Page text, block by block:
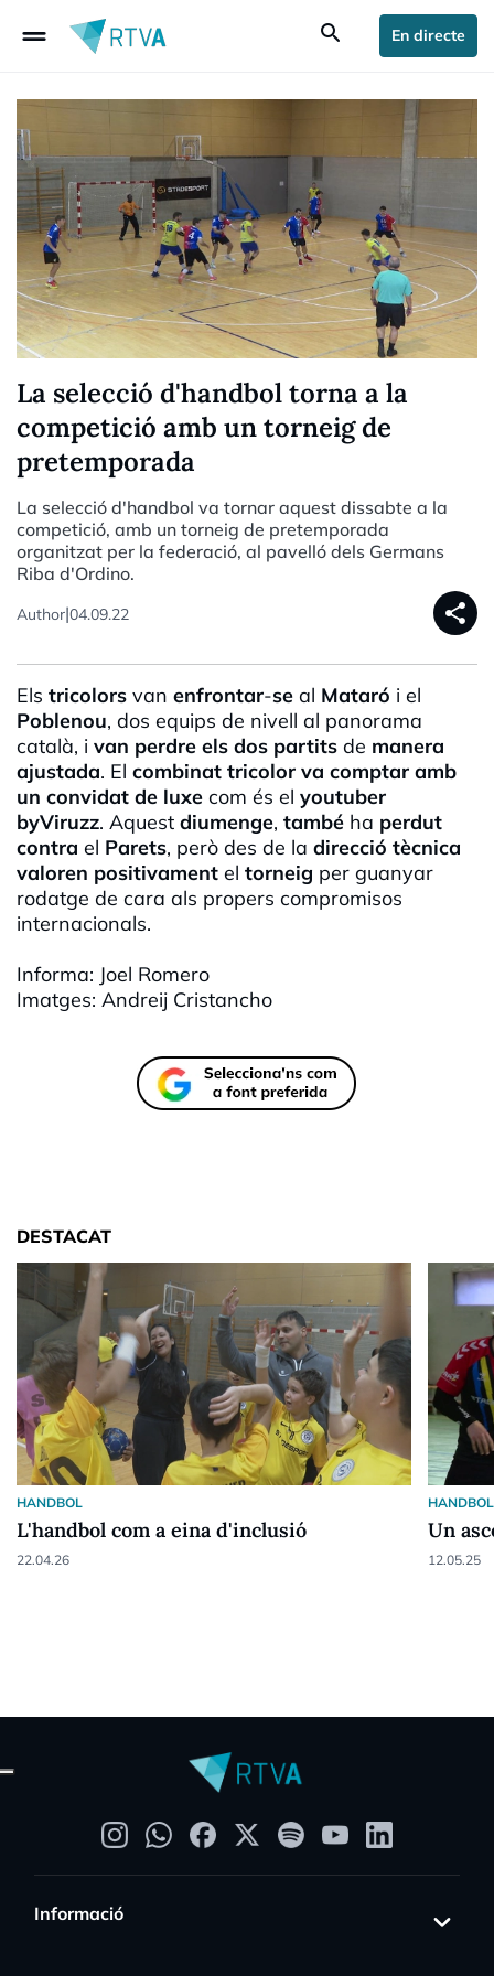
drag_handle search En directe
La selecció d'handbol torna a la
competició amb un torneig de
pretemporada
La selecció d'handbol va tornar aquest dissabte a la
competició, amb un torneig de pretemporada
organitzat per la federació, al pavelló dels Germans
Riba d'Ordino.
Author|04.09.22 share
Els tricolors van enfrontar-se al Mataró i el
Poblenou, dos equips de nivell al panorama
català, i van perdre els dos partits de manera
ajustada. El combinat tricolor va comptar amb
un convidat de luxe com és el youtuber
byViruzz. Aquest diumenge, també ha perdut
contra el Parets, però des de la direcció tècnica
valoren positivament el torneig per guanyar
rodatge de cara als propers compromisos
internacionals.
Informa: Joel Romero
Imatges: Andreij Cristancho
DESTACAT
HANDBOL
L'handbol com a eina d'inclusió
22.04.26
HANDBOL
Un
12.05.25
Informació